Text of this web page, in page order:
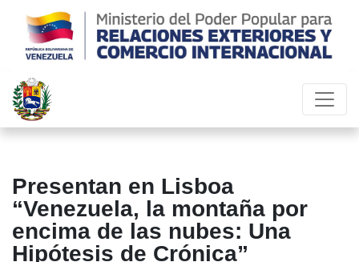
Presentan en Lisboa
“Venezuela, la montaña por
encima de las nubes: Una
Hipótesis de Crónica”